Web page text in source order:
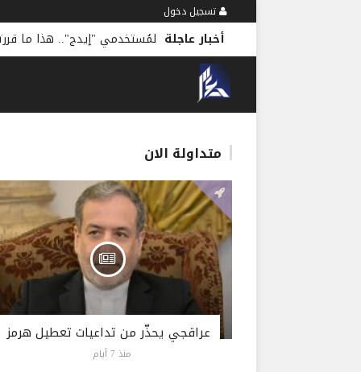
تسجيل دخول
أخبار عاجلة لمُستخدمي "إيدج".. هذا ما
متداولة الان
عراقجي يحذّر من تداعيات تعطيل هرمز
منذ 7 أيام